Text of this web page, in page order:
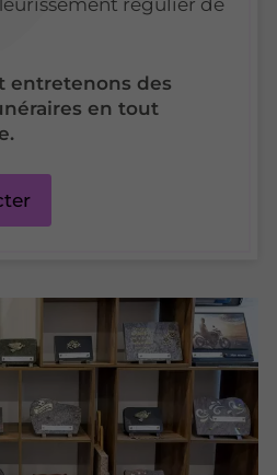
régulier de
entretenons des
en tout